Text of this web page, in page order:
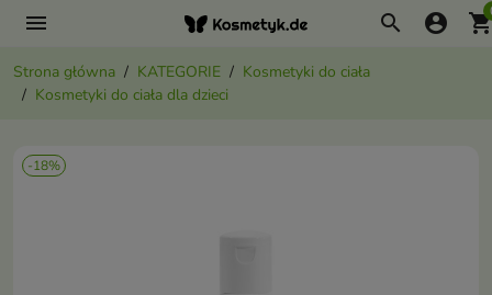
menu search account_circle
Strona główna KATEGORIE
Kosmetyki do ciała
Kosmetyki do ciała dla dzieci
-18%